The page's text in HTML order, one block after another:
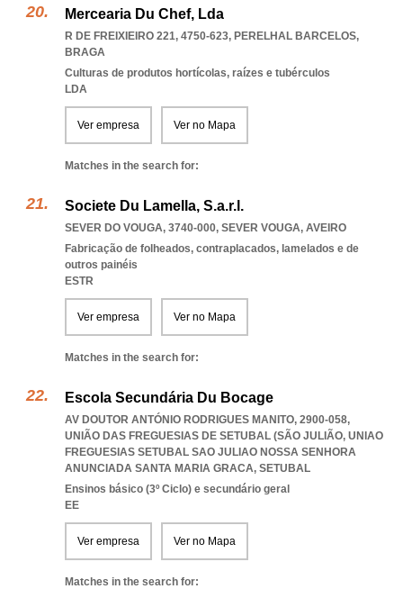
Mercearia Du Chef, Lda
R DE FREIXIEIRO 221, 4750-623, PERELHAL BARCELOS,
BRAGA
Culturas de produtos hortícolas, raízes e tubérculos
LDA
Ver empresa Ver no Mapa
Matches in the search for:
Societe Du Lamella, S.a.r.l.
SEVER DO VOUGA, 3740-000, SEVER VOUGA, AVEIRO
Fabricação de folheados, contraplacados, lamelados e de
outros painéis
ESTR
Ver empresa Ver no Mapa
Matches in the search for:
Escola Secundária Du Bocage
AV DOUTOR ANTÓNIO RODRIGUES MANITO, 2900-058,
UNIÃO DAS FREGUESIAS DE SETUBAL (SÃO JULIÃO, UNIAO
FREGUESIAS SETUBAL SAO JULIAO NOSSA SENHORA
ANUNCIADA SANTA MARIA GRACA, SETUBAL
Ensinos básico (3º Ciclo) e secundário geral
EE
Ver empresa Ver no Mapa
Matches in the search for: